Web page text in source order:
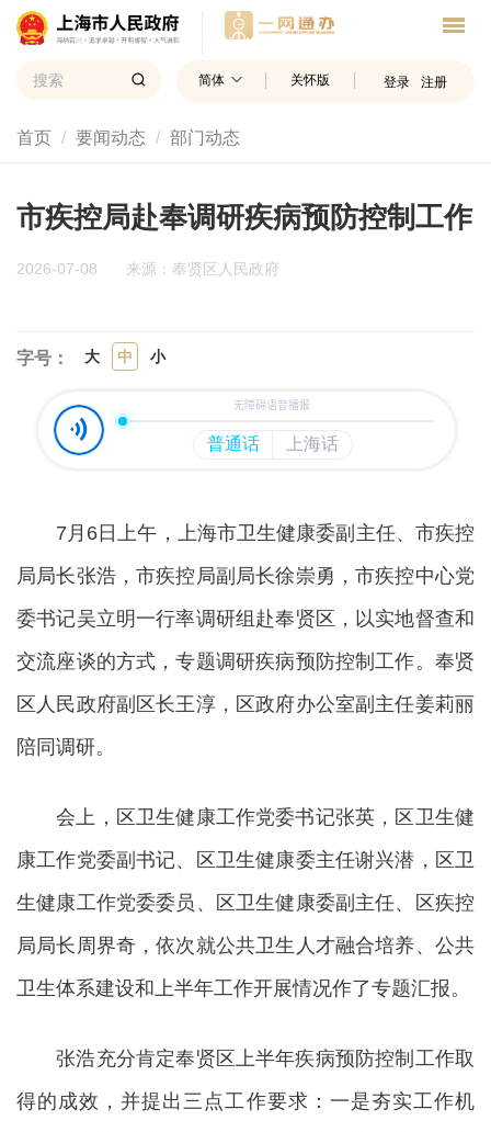
简体 关怀版 登录 注册
首页 要闻动态 部门动态
市疾控局赴奉调研疾病预防控制工作
2026-07-08 来源：奉贤区人民政府
字号： 大 中 小
7月6日上午，上海市卫生健康委副主任、市疾控
局局长张浩，市疾控局副局长徐崇勇，市疾控中心党
委书记吴立明一行率调研组赴奉贤区，以实地督查和
交流座谈的方式，专题调研疾病预防控制工作。奉贤
区人民政府副区长王淳，区政府办公室副主任姜莉丽
陪同调研。
会上，区卫生健康工作党委书记张英，区卫生健
康工作党委副书记、区卫生健康委主任谢兴潜，区卫
生健康工作党委委员、区卫生健康委副主任、区疾控
局局长周界奇，依次就公共卫生人才融合培养、公共
卫生体系建设和上半年工作开展情况作了专题汇报。
张浩充分肯定奉贤区上半年疾病预防控制工作取
得的成效，并提出三点工作要求：一是夯实工作机